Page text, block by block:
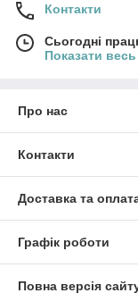
Контакти
Сьогодні
Показати
Про нас
Контакти
Доставка та
Графік роботи
Повна версія